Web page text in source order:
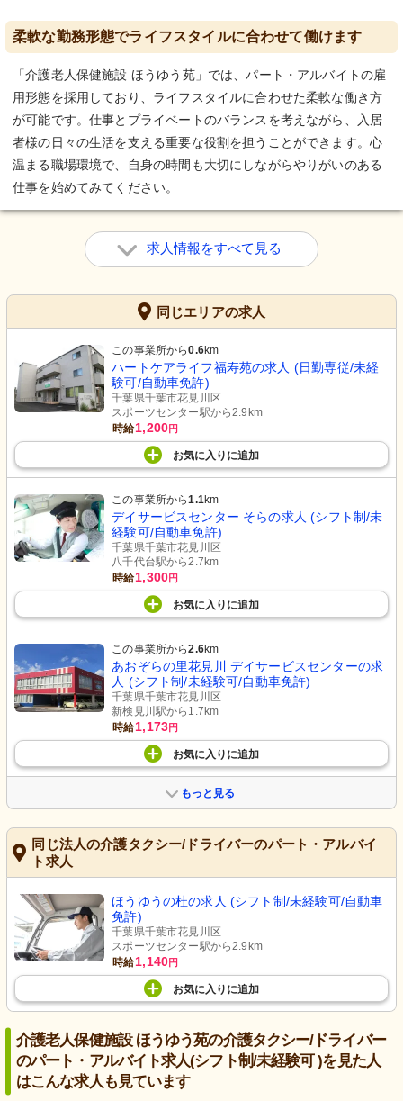
柔軟な勤務形態でライフスタイルに合わせて働けます
「介護老人保健施設 ほうゆう苑」では、パート・アルバイトの雇
用形態を採用しており、ライフスタイルに合わせた柔軟な働き方
が可能です。仕事とプライベートのバランスを考えながら、入居
者様の日々の生活を支える重要な役割を担うことができます。心
温まる職場環境で、自身の時間も大切にしながらやりがいのある
仕事を始めてみてください。
求人情報をすべて見る
同じエリアの求人
この事業所から0.6km
ハートケアライフ福寿苑の求人 (日勤専従/未経
験可/自動車免許)
千葉県千葉市花見川区
スポーツセンター駅から2.9km
時給1,200円
お気に入り に追加
この事業所から1.1km
デイサービスセンター そらの求人 (シフト制/未
経験可/自動車免許)
千葉県千葉市花見川区
八千代台駅から2.7km
時給1,300円
お気に入り に追加
この事業所から2.6km
あおぞらの里花見川 デイサービスセンターの求
人 (シフト制/未経験可/自動車免許)
千葉県千葉市花見川区
新検見川駅から1.7km
時給1,173円
お気に入り に追加
もっと見る
同じ法人の介護タクシー/ドライバーのパート・アルバイ
ト求人
ほうゆうの杜の求人 (シフト制/未経験可/自動車
免許)
千葉県千葉市花見川区
スポーツセンター駅から2.9km
時給1,140円
お気に入り に追加
介護老人保健施設 ほうゆう苑の介護タクシー/ドライバー
のパート・アルバイト求人(シフト制/未経験可 )を見た人
はこんな求人も見ています